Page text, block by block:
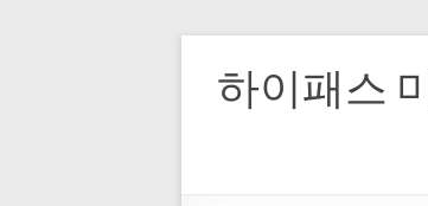
하이패스